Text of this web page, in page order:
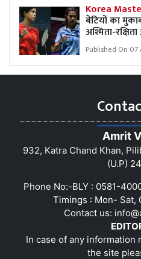
Korea
बेटियों का
अश्मिता-
Published On
Amrit
932, Katra Chand Khan,
(U.P)
Phone No:-BLY : 0581-
Timings : Mon- Sat,
Contact us:
In case of any information
the site